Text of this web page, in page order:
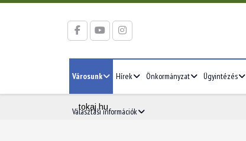
Városunk Hírek Önkormányzat Ügyintézés
Választási információk
tokaj.hu